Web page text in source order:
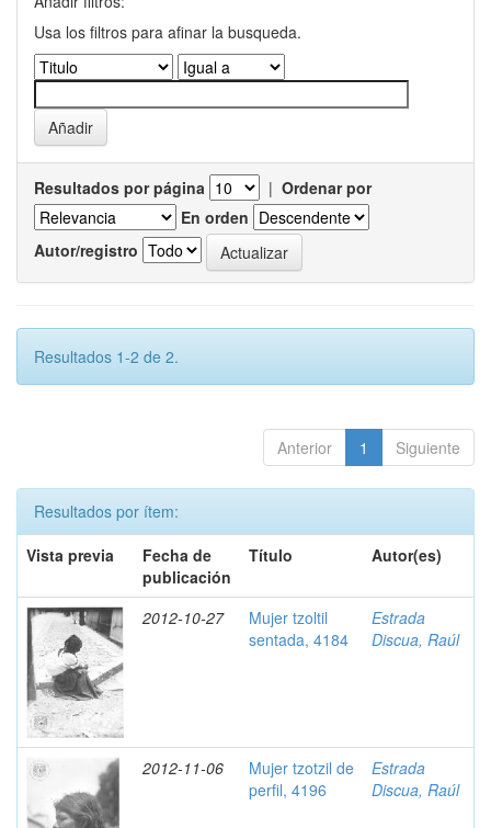
Usa los filtros para afinar la busqueda.
Resultados por página | Ordenar por
En orden
Autor/registro
Resultados 1-2 de 2.
Anterior 1 Siguiente
Resultados por ítem:
Vista previa
Fecha de
publicación
Título Autor(es)
2012-10-27
Mujer tzoltil
sentada, 4184
Estrada
Discua, Raúl
2012-11-06
Mujer tzotzil de
perfil, 4196
Estrada
Discua, Raúl